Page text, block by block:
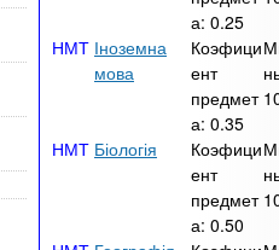
а: 0.25
Іноземна
мова
Коэфици
ент
предмет
а: 0.35
Біологія
Коэфици
ент
предмет
а: 0.50